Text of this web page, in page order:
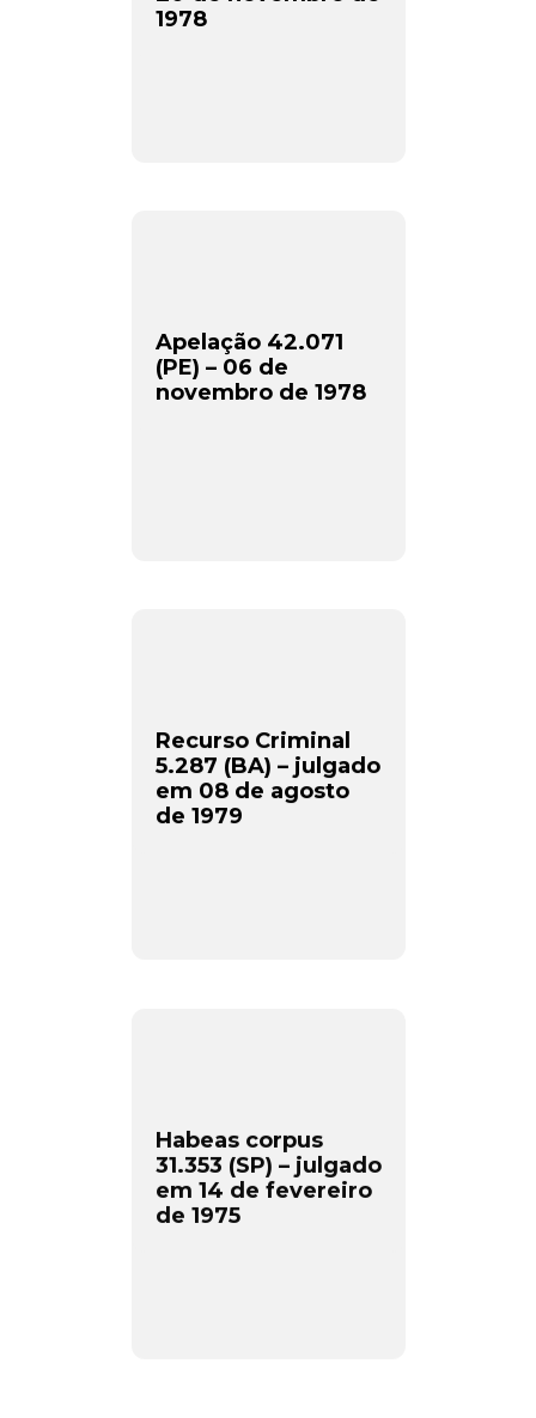
1978
Apelação 42.071
(PE) – 06 de
novembro de 1978
Recurso Criminal
5.287 (BA) – julgado
em 08 de agosto
de 1979
Habeas corpus
31.353 (SP) – julgado
em 14 de fevereiro
de 1975